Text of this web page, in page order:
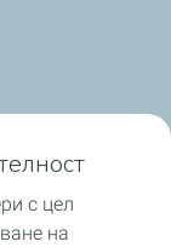
с цел
на